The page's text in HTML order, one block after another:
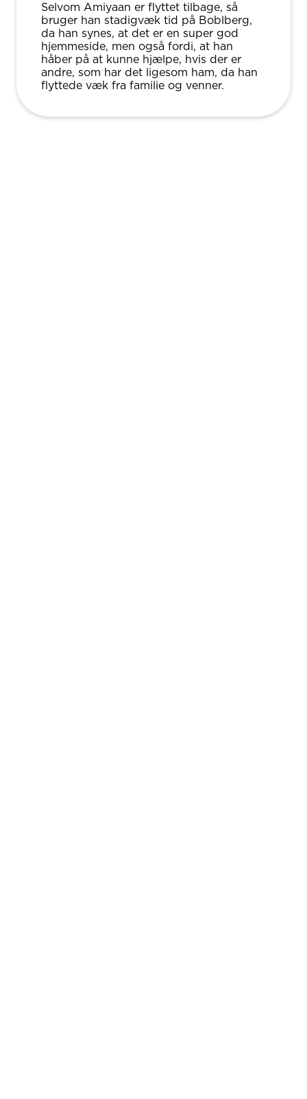
Selvom Amiyaan er flyttet tilbage, så
bruger han stadigvæk tid på Boblberg,
da han synes, at det er en super god
hjemmeside, men også fordi, at han
håber på at kunne hjælpe, hvis der er
andre, som har det ligesom ham, da han
flyttede væk fra familie og venner.